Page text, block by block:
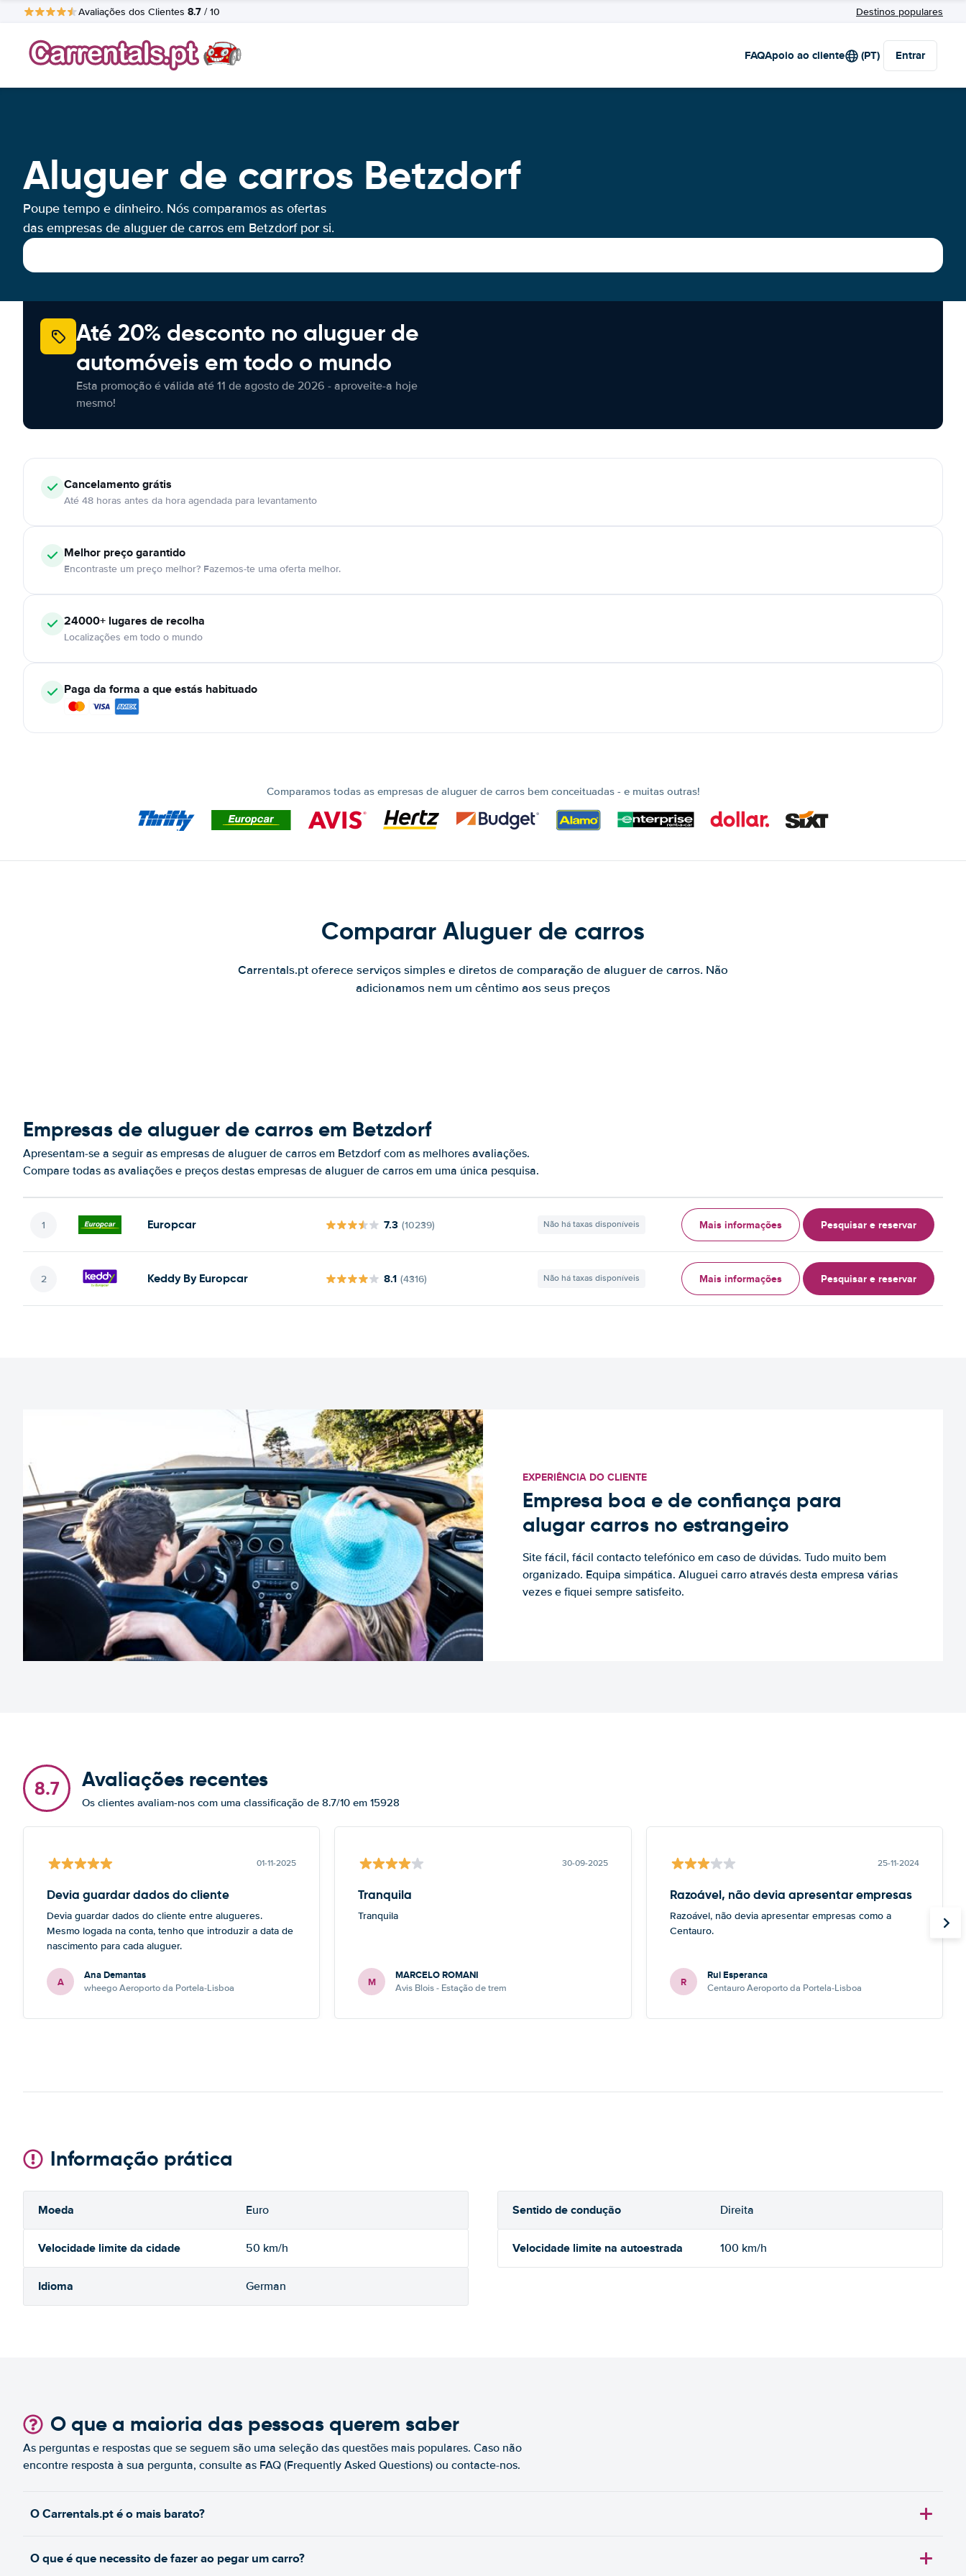
Avaliações dos Clientes 8.7 / 10 Destinos populares
FAQApoio ao cliente (PT) Entrar
Aluguer de carros Betzdorf
Poupe tempo e dinheiro. Nós comparamos as ofertas
das empresas de aluguer de carros em Betzdorf por si.
Até 20% desconto no aluguer de
automóveis em todo o mundo
Esta promoção é válida até 11 de agosto de 2026 - aproveite-a hoje
mesmo!
Cancelamentográtis
Até 48 horas antes da hora agendada para levantamento
Melhor preço garantido
Encontraste um preço melhor? Fazemos-te uma oferta melhor.
24000+ lugares de recolha
Localizações em todo o mundo
Paga da forma a que estás habituado
Comparamos todas as empresas de aluguer de carros bem conceituadas - e muitas outras!
Comparar Aluguer de carros
Carrentals.pt oferece serviços simples e diretos de comparação de aluguer de carros. Não
adicionamos nem um cêntimo aos seus preços
Empresas de aluguer de carros em Betzdorf
Apresentam-se a seguir as empresas de aluguer de carros em Betzdorf com as melhores avaliações.
Compare todas as avaliações e preços destas empresas de aluguer de carros em uma única pesquisa.
Europcar 7.3 (10239) Não há taxas disponíveis Mais informações Pesquisar e reservar
Keddy By Europcar 8.1 (4316) Não há taxas disponíveis Mais informações Pesquisar e reservar
EXPERIÊNCIA DO CLIENTE
Empresa boa e de confiança para
alugar carros no estrangeiro
Site fácil, fácil contacto telefónico em caso de dúvidas. Tudo muito bem
organizado. Equipa simpática. Aluguei carro através desta empresa várias
vezes e fiquei sempre satisfeito.
8.7 Avaliações recentes
Os clientes avaliam-nos com uma classificação de 8.7/10 em 15928
01-11-2025
Devia guardar dados do cliente
Devia guardar dados do cliente entre alugueres.
Mesmo logada na conta, tenho que introduzir a data de
nascimento para cada aluguer.
A Ana Demantas
wheego Aeroporto da Portela-Lisboa
30-09-2025
Tranquila
Tranquila
M MARCELO ROMANI
Avis Blois - Estação de trem
25-11-2024
Razoável, não devia apresentar empresas
Razoável, não devia apresentar empresas como a
Centauro.
R Rui Esperanca
Centauro Aeroporto da Portela-Lisboa
Informação prática
Moeda Euro Sentido de condução Direita
Velocidade limite da cidade 50 km/h Velocidade limite na autoestrada 100 km/h
Idioma German
O que a maioria das pessoas querem saber
As perguntas e respostas que se seguem são uma seleção das questões mais populares. Caso não
encontre resposta à sua pergunta, consulte as FAQ (Frequently Asked Questions) ou contacte-nos.
O Carrentals.pt é o mais barato?
O que é que necessito de fazer ao pegar um carro?